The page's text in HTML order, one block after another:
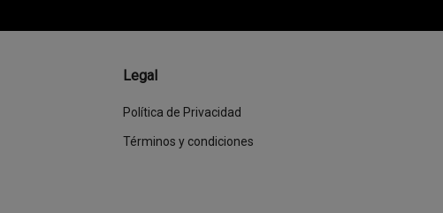
Legal
Política de Privacidad
Términos y condiciones